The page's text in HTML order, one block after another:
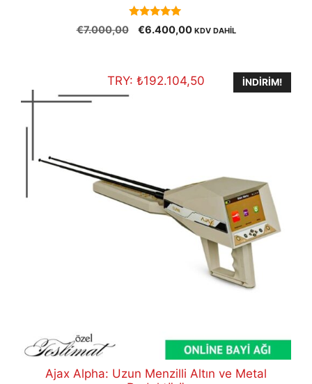
5.00
out of 5
€7.000,00
Orijinal
€6.400,00Şu
€6.400,00.
KDV DAHİL
TRY: ₺192.104,50 İNDIRIM!
Ajax Alpha: Uzun Menzilli Altın ve Metal